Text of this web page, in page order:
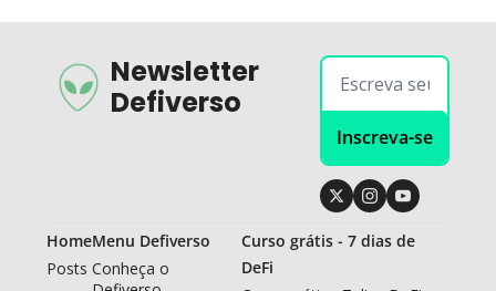
Newsletter
Defiverso
Inscreva-se
Home
Posts
Menu Defiverso
Conheça o
Curso grátis - 7 dias de
DeFi